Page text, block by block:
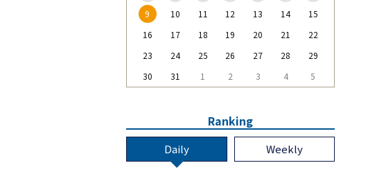
9
10 11 12 13 14
15
16
17 18 19 20 21
22
23
24 25 26 27 28
29
30
31 1 2 3 4 5
Ranking
Daily Weekly